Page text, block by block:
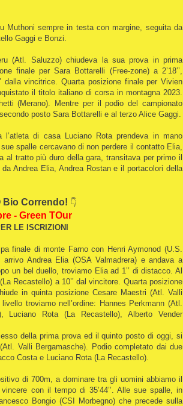
Muthoni sempre in testa con margine, seguita da
Gaggi e Bonzi.
(Atl. Saluzzo) chiudeva la sua prova in prima
finale per Sara Bottarelli (Free-zone) a 2’18’’,
dalla vincitrice. Quarta posizione finale per Vivien
il titolo italiano di corsa in montagna 2023.
(Merano). Mentre per il podio del campionato
posto Sara Bottarelli e al terzo Alice Gaggi.
di casa Luciano Rota prendeva in mano
spalle cercavano di non perdere il contatto Elia,
tratto più duro della gara, transitava per primo il
Andrea Elia, Andrea Rostan e il portacolori della
Bio Correndo! 👇
- Green TOur
LE ISCRIZIONI
finale di monte Farno con Henri Aymonod (U.S.
Andrea Elia (OSA Valmadrera) e andava a
un bel duello, troviamo Elia ad 1’’ di distacco. Al
Recastello) a 10’’ dal vincitore. Quarta posizione
in quinta posizione Cesare Maestri (Atl. Valli
troviamo nell’ordine: Hannes Perkmann (Atl.
Luciano Rota (La Recastello), Alberto Vender
della prima prova ed il quinto posto di oggi, si
Valli Bergamasche). Podio completato dai due
Costa e Luciano Rota (La Recastello).
di 700m, a dominare tra gli uomini abbiamo il
con il tempo di 35’44’’. Alle sue spalle, in
Bongio (CSI Morbegno) che precede sulla